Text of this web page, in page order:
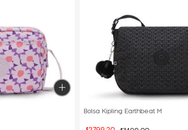
Bolsa Kipling Earthbeat M